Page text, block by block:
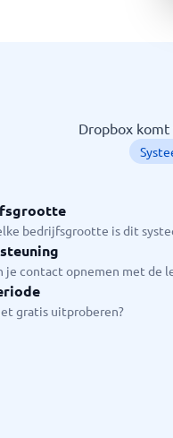
Dropbox
bedrijfsgrootte is dit
je contact opnemen met de
gratis uitproberen?